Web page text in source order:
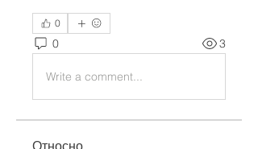
0
0 3
Write a comment...